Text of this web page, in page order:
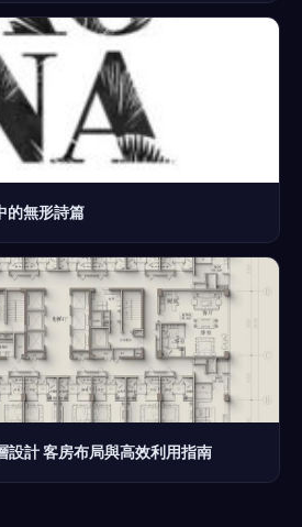
的無形詩篇
設計 客房布局與高效利用指南